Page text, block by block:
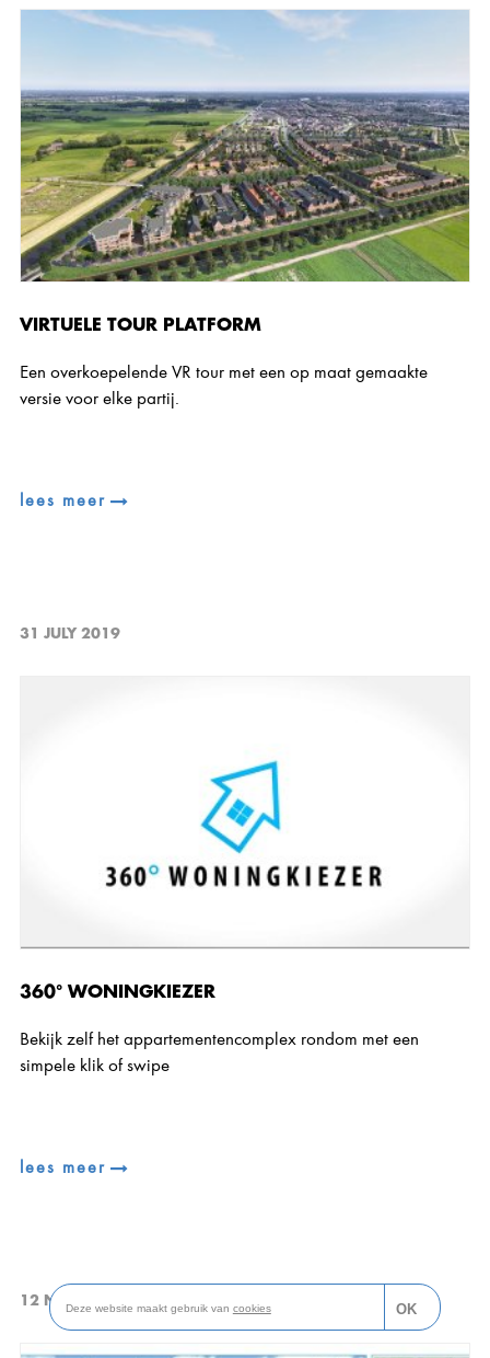
VIRTUELE TOUR PLATFORM
Een overkoepelende VR tour met een op maat gemaakte
versie voor elke partij.
lees meer
31 JULY 2019
360° WONINGKIEZER
Bekijk zelf het appartementencomplex rondom met een
simpele klik of swipe
lees meer
12 NOVEMBER 2018
Deze website maakt gebruik van cookies OK